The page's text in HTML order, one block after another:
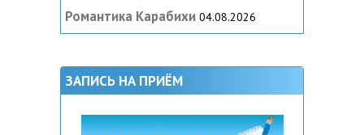
Романтика Карабихи 04.08.2026
ЗАПИСЬ НА ПРИЁМ